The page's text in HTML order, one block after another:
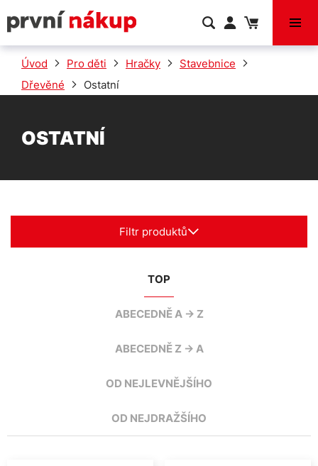
VÝPRODEJ
Úvod Pro děti Hračky
Stavebnice
Dřevěné
Ostatní
OSTATNÍ
Filtr produktů
TOP
ABECEDNĚ A -> Z
ABECEDNĚ Z -> A
OD NEJLEVNĚJŠÍHO
OD NEJDRAŽŠÍHO